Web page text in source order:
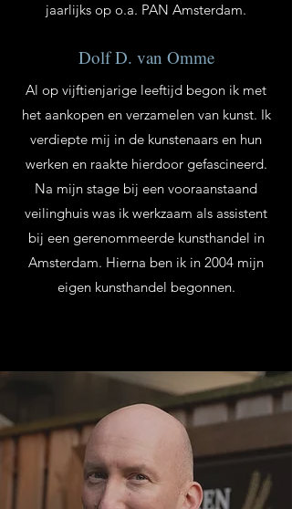
jaarlijks op o.a. PAN Amsterdam.
Dolf D. van Omme
Al op vijftienjarige leeftijd begon ik met
het aankopen en verzamelen van kunst. Ik
verdiepte mij in de kunstenaars en hun
werken en raakte hierdoor gefascineerd.
Na mijn stage bij een vooraanstaand
veilinghuis was ik werkzaam als assistent
bij een gerenommeerde kunsthandel in
Amsterdam. Hierna ben ik in 2004 mijn
eigen kunsthandel begonnen.